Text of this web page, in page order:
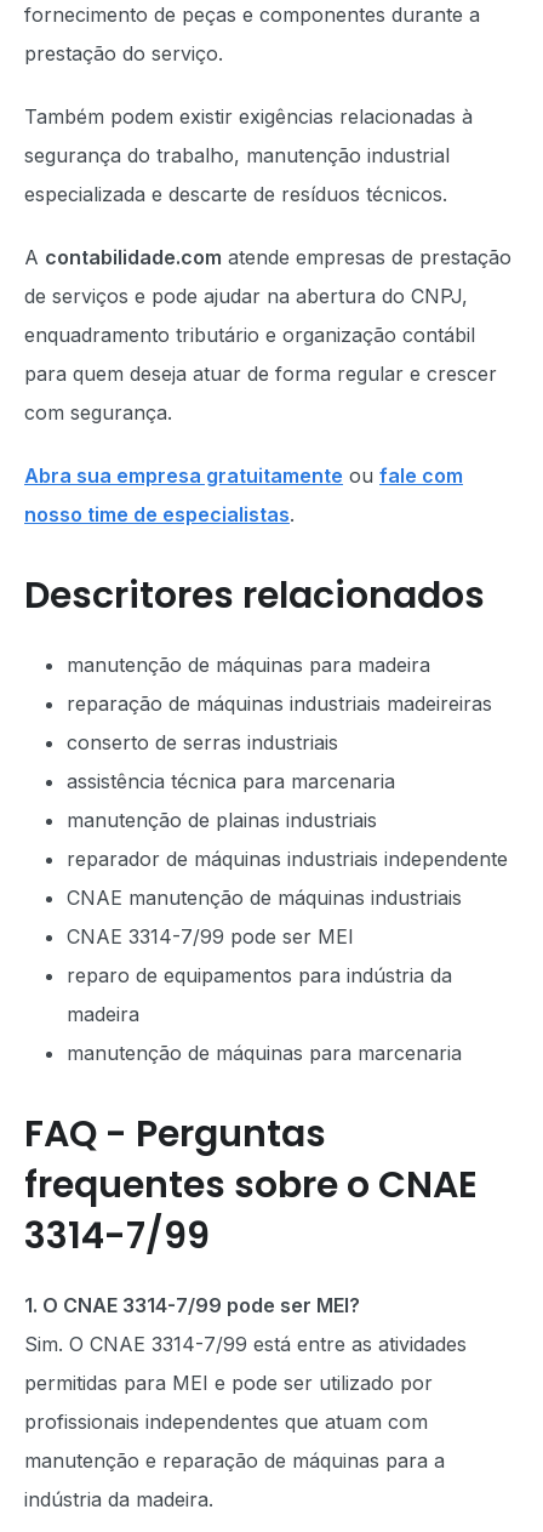
fornecimento de peças e componentes durante a
prestação do serviço.
Também podem existir exigências relacionadas à
segurança do trabalho, manutenção industrial
especializada e descarte de resíduos técnicos.
A contabilidade.com atende empresas de prestação
de serviços e pode ajudar na abertura do CNPJ,
enquadramento tributário e organização contábil
para quem deseja atuar de forma regular e crescer
com segurança.
Abra sua empresa gratuitamente ou fale com
nosso time de especialistas.
Descritores relacionados
manutenção de máquinas para madeira
reparação de máquinas industriais madeireiras
conserto de serras industriais
assistência técnica para marcenaria
manutenção de plainas industriais
reparador de máquinas industriais independente
CNAE manutenção de máquinas industriais
CNAE 3314-7/99 pode ser MEI
reparo de equipamentos para indústria da
madeira
manutenção de máquinas para marcenaria
FAQ - Perguntas
frequentes sobre o CNAE
3314-7/99
1. O CNAE 3314-7/99 pode ser MEI?
Sim. O CNAE 3314-7/99 está entre as atividades
permitidas para MEI e pode ser utilizado por
profissionais independentes que atuam com
manutenção e reparação de máquinas para a
indústria da madeira.